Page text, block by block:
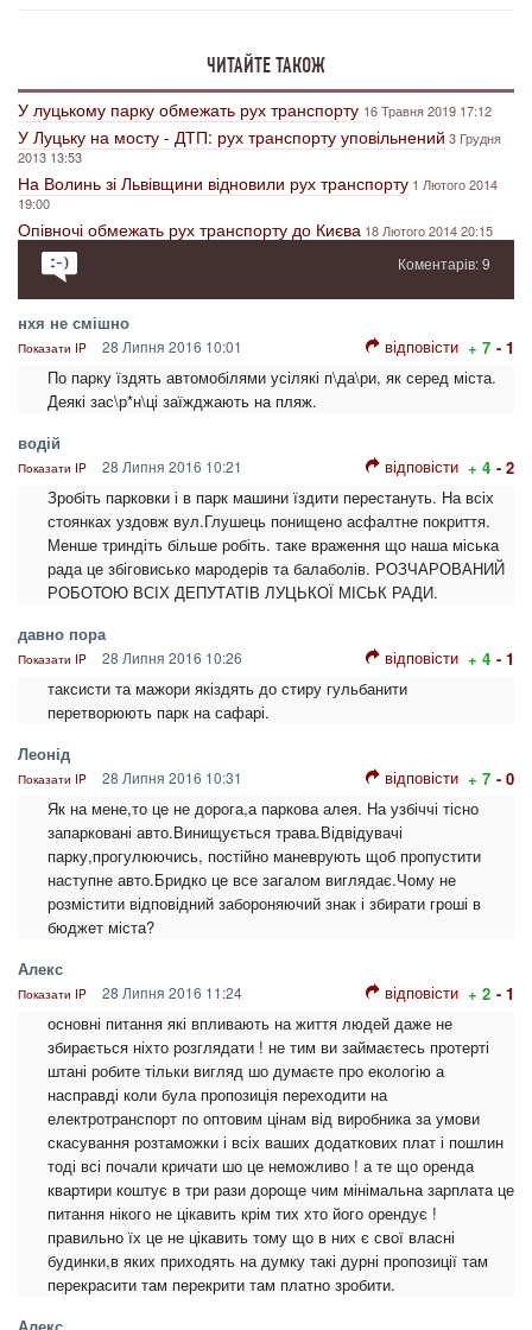
ЧИТАЙТЕ ТАКОЖ
У луцькому парку обмежать рух транспорту 16 Травня 2019 17:12
У Луцьку на мосту - ДТП: рух транспорту уповільнений 3 Грудня
2013 13:53
На Волинь зі Львівщини відновили рух транспорту 1 Лютого 2014
19:00
Опівночі обмежать рух транспорту до Києва 18 Лютого 2014 20:15
Коментарів: 9
нхя не смішно
Показати IP 28 Липня 2016 10:01 відповісти + 7 - 1
По парку їздять автомобілями усілякі п\да\ри, як серед міста.
Деякі зас\р*н\ці заїжджають на пляж.
водій
Показати IP 28 Липня 2016 10:21 відповісти + 4 - 2
Зробіть парковки і в парк машини їздити перестануть. На всіх
стоянках уздовж вул.Глушець понищено асфалтне покриття.
Менше триндіть більше робіть. таке враження що наша міська
рада це збіговисько мародерів та балаболів. РОЗЧАРОВАНИЙ
РОБОТОЮ ВСІХ ДЕПУТАТІВ ЛУЦЬКОЇ МІСЬК РАДИ.
давно пора
Показати IP 28 Липня 2016 10:26 відповісти + 4 - 1
таксисти та мажори якіздять до стиру гульбанити
перетворюють парк на сафарі.
Леонід
Показати IP 28 Липня 2016 10:31 відповісти + 7 - 0
Як на мене,то це не дорога,а паркова алея. На узбіччі тісно
запарковані авто.Винищується трава.Відвідувачі
парку,прогулюючись, постійно маневрують щоб пропустити
наступне авто.Бридко це все загалом виглядає.Чому не
розмістити відповідний забороняючий знак і збирати гроші в
бюджет міста?
Алекс
Показати IP 28 Липня 2016 11:24 відповісти + 2 - 1
основні питання які впливають на життя людей даже не
збирається ніхто розглядати ! не тим ви займаєтесь протерті
штані робите тільки вигляд шо думаєте про екологію а
насправді коли була пропозиція переходити на
електротранспорт по оптовим цінам від виробника за умови
скасування розтаможки і всіх ваших додаткових плат і пошлин
тоді всі почали кричати шо це неможливо ! а те що оренда
квартири коштує в три рази дороще чим мінімальна зарплата це
питання нікого не цікавить крім тих хто його орендує !
правильно їх це не цікавить тому що в них є свої власні
будинки,в яких приходять на думку такі дурні пропозиції там
перекрасити там перекрити там платно зробити.